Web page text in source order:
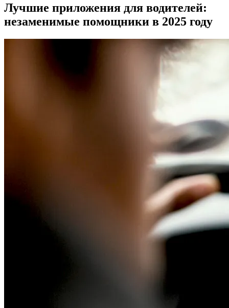
Лучшие приложения для водителей:
незаменимые помощники в 2025 году